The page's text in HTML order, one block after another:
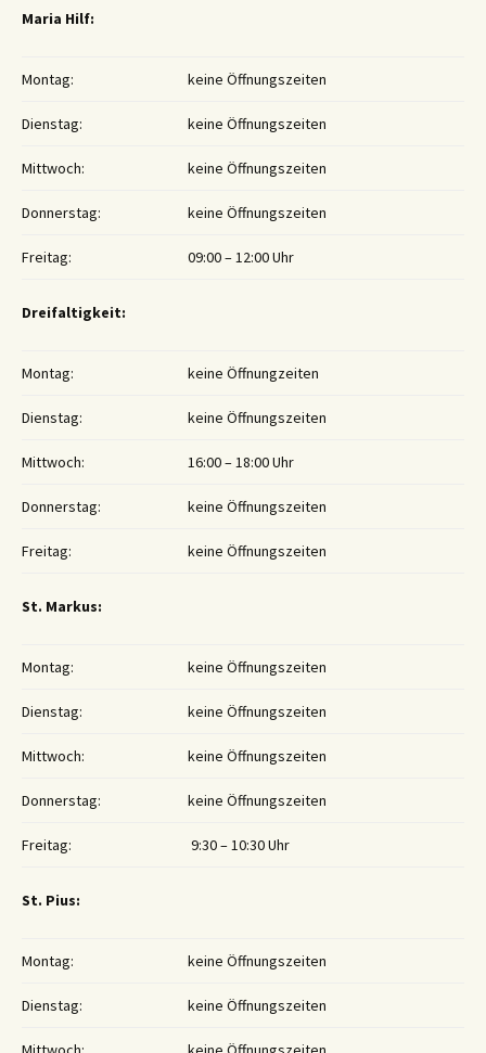
Maria Hilf:
Montag: keine Öffnungszeiten
Dienstag: keine Öffnungszeiten
Mittwoch: keine Öffnungszeiten
Donnerstag: keine Öffnungszeiten
Freitag: 09:00 – 12:00 Uhr
Dreifaltigkeit:
Montag: keine Öffnungzeiten
Dienstag: keine Öffnungszeiten
Mittwoch: 16:00 – 18:00 Uhr
Donnerstag: keine Öffnungszeiten
Freitag: keine Öffnungszeiten
St. Markus:
Montag: keine Öffnungszeiten
Dienstag: keine Öffnungszeiten
Mittwoch: keine Öffnungszeiten
Donnerstag: keine Öffnungszeiten
Freitag: 9:30 – 10:30 Uhr
St. Pius:
Montag: keine Öffnungszeiten
Dienstag: keine Öffnungszeiten